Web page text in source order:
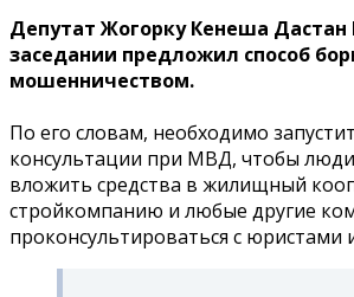
Депутат Жогорку Кенеша Дастан
заседании предложил способ
мошенничеством.
По его словам, необходимо
консультации при МВД, чтобы
вложить средства в жилищный
стройкомпанию и любые другие
проконсультироваться с юристами